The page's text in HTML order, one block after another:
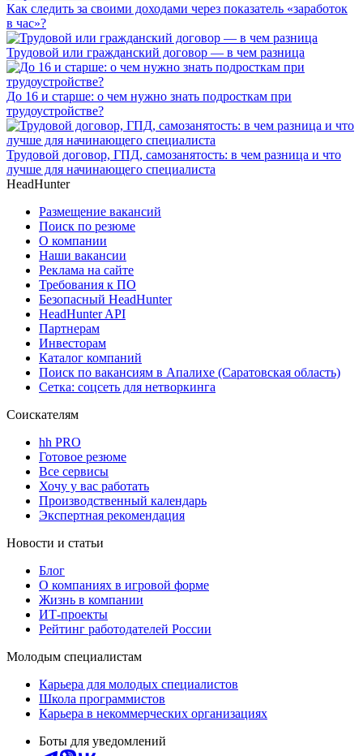
Как следить за своими доходами через показатель «заработок
в час»?
Трудовой или гражданский договор — в чем разница
До 16 и старше: о чем нужно знать подросткам при
трудоустройстве?
Трудовой договор, ГПД, самозанятость: в чем разница и что
лучше для начинающего специалиста
HeadHunter
Размещение вакансий
Поиск по резюме
О компании
Наши вакансии
Реклама на сайте
Требования к ПО
Безопасный HeadHunter
HeadHunter API
Партнерам
Инвесторам
Каталог компаний
Поиск по вакансиям в Апалихе (Саратовская область)
Сетка: соцсеть для нетворкинга
Соискателям
hh PRO
Готовое резюме
Все сервисы
Хочу у вас работать
Производственный календарь
Экспертная рекомендация
Новости и статьи
Блог
О компаниях в игровой форме
Жизнь в компании
ИТ-проекты
Рейтинг работодателей России
Молодым специалистам
Карьера для молодых специалистов
Школа программистов
Карьера в некоммерческих организациях
Боты для уведомлений